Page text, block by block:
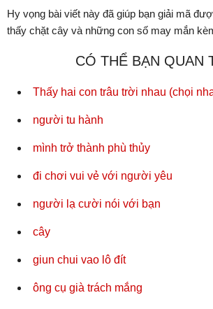
Hy vọng bài viết này đã giúp bạn giải mã
thấy chặt cây và những con số may mắn
CÓ THỂ BẠN QUAN
Thấy hai con trâu trời nhau (chọi
người tu hành
mình trở thành phù thủy
đi chơi vui vẻ với người yêu
người lạ cười nói với bạn
cây
giun chui vao lô đít
ông cụ già trách mắng